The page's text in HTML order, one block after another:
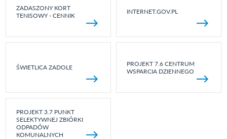
ZADASZONY KORT
TENISOWY - CENNIK
INTERNET.GOV.PL
ŚWIETLICA ZADOLE
PROJEKT 7.6 CENTRUM
WSPARCIA DZIENNEGO
PROJEKT 3.7 PUNKT
SELEKTYWNEJ ZBIÓRKI
ODPADÓW
KOMUNALNYCH